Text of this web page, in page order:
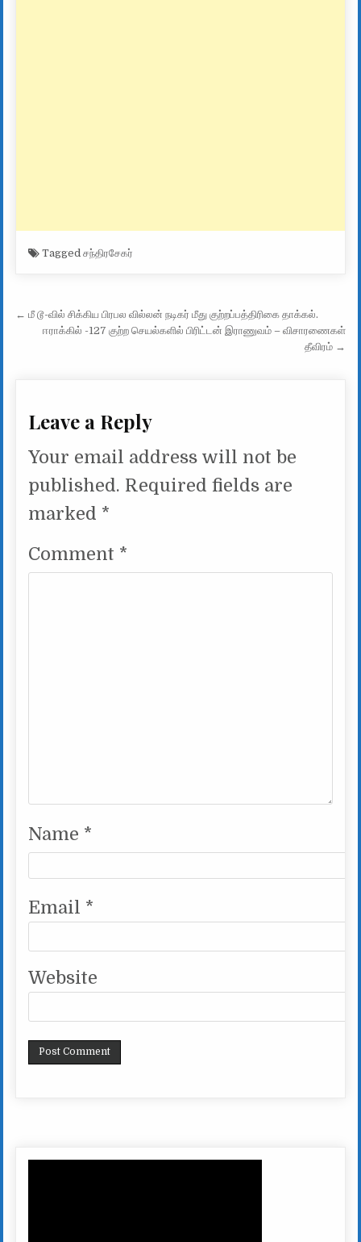
Taggedசந்திரசேகர்
Post navigation
← மீ டூ-வில் சிக்கிய பிரபல வில்லன் நடிகர் மீது குற்றப்பத்திரிகை தாக்கல்.
ஈராக்கில் -127 குற்ற செயல்களில் பிரிட்டன் இராணுவம் – விசாரணைகள்
தீவிரம் →
Leave a Reply
Your email address will not be
published. Required fields are
marked *
Comment *
Name *
Email *
Website